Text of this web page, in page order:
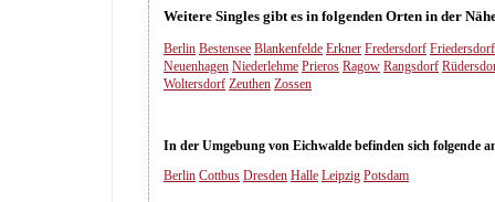
Weitere Singles gibt es in folgenden Orten in der
Berlin Bestensee Blankenfelde Erkner Fredersdorf Friedersdorf
Neuenhagen Niederlehme Prieros Ragow Rangsdorf
Woltersdorf Zeuthen Zossen
In der Umgebung von Eichwalde befinden sich folgende
Berlin Cottbus Dresden Halle Leipzig Potsdam